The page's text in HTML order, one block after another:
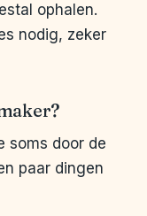
ophalen.
nodig, zeker
soms door de
paar dingen